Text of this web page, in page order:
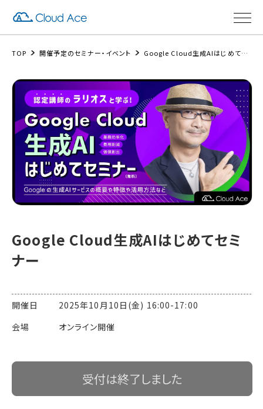
TOP 開催予定のセミナー・イベント Google Cloud生成AIはじめてセミナー
Google Cloud生成AIはじめてセミ
ナー
開催日 2025年10月10日(金) 16:00-17:00
会場 オンライン開催
受付は終了しました